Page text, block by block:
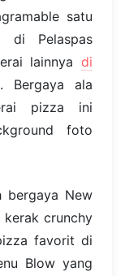
satu
di Pelaspas
lainnya di
. Bergaya ala
pizza ini
foto
bergaya New
crunchy
favorit di
Blow yang